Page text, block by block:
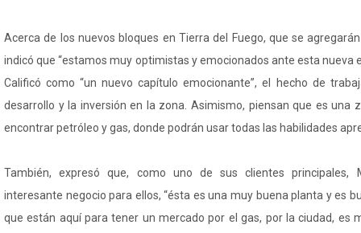
Acerca de los nuevos bloques en Tierra del Fuego, que se
indicó que “estamos muy optimistas y emocionados ante esta nueva
Calificó como “un nuevo capítulo emocionante”, el hecho de
desarrollo y la inversión en la zona. Asimismo, piensan que es una
encontrar petróleo y gas, donde podrán usar todas las habilidades
También, expresó que, como uno de sus clientes principales,
interesante negocio para ellos, “ésta es una muy buena planta y es
que están aquí para tener un mercado por el gas, por la ciudad, es